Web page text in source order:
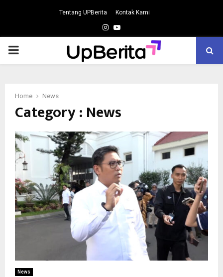
Tentang UPBerita Kontak Kami
Instagram
Youtube
PRIMARY
Home News
Category : News
News